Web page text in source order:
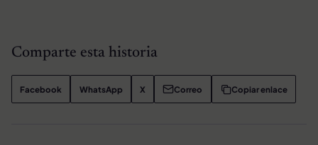
Comparte esta historia
Facebook WhatsApp X Correo Copiar enlace